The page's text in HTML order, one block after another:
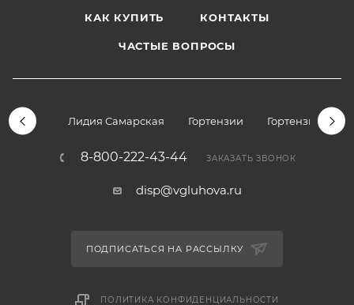
КАК КУПИТЬ КОНТАКТЫ
ЧАСТЫЕ ВОПРОСЫ
Лидия Самарская Гортензии Гортензии
8-800-222-43-44 ЗАКАЗАТЬ ЗВОНОК
disp@vgluhova.ru
ПОДПИСАТЬСЯ НА РАССЫЛКУ
ПОЛИТИКА КОНФИДЕНЦИАЛЬНОСТИ